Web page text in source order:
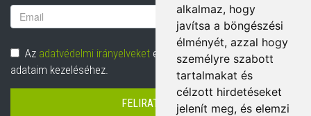
alkalmaz, hogy
javítsa a böngészési
élményét, azzal hogy
személyre szabott
tartalmakat és
célzott hirdetéseket
jelenít meg, és elemzi
Email
cím
Adatvédelem
Az adatvédelmi irányelveket elolvastam és hozzájárulok
adataim kezeléséhez.
FELIRATKOZÁS